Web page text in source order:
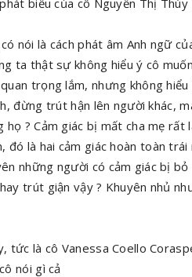
biểu của cô Nguyễn Thị
nói là cách phát âm Anh ngữ
ta thật sự không hiểu ý cô
trọng lắm, nhưng không
đừng trút hận lên người khác,
họ ? Cảm giác bị mất cha mẹ
đó là hai cảm giác hoàn toàn
những người có cảm giác bị
trút giận vậy ? Khuyên nhủ
tức là cô Vanessa Coello
nói gì cả